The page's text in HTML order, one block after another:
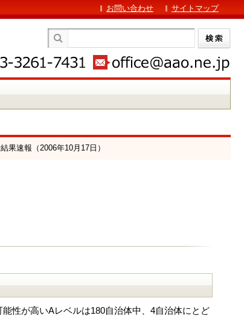
お問い合わせ サイトマップ
果速報（2006年10月17日）
性が高いAレベルは180自治体中、4自治体にとど